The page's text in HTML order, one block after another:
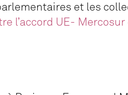
et les
l’accord UE-